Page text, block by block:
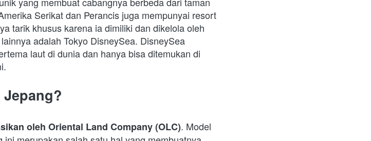
Serikat dan Perancis juga mempunyai resort
tarik khusus karena ia dimiliki dan dikelola oleh
adalah Tokyo DisneySea. DisneySea
laut di dunia dan hanya bisa ditemukan di
oleh Oriental Land Company (OLC). Model